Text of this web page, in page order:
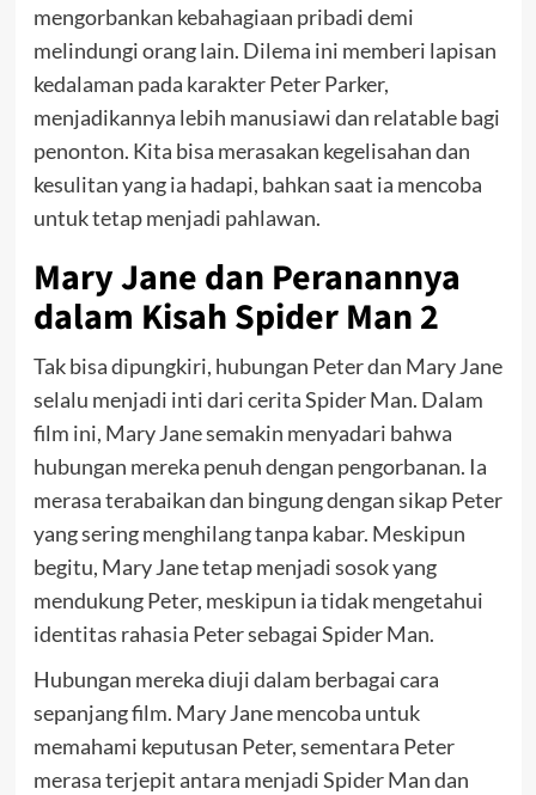
mengorbankan kebahagiaan pribadi demi
melindungi orang lain. Dilema ini memberi lapisan
kedalaman pada karakter Peter Parker,
menjadikannya lebih manusiawi dan relatable bagi
penonton. Kita bisa merasakan kegelisahan dan
kesulitan yang ia hadapi, bahkan saat ia mencoba
untuk tetap menjadi pahlawan.
Mary Jane dan Peranannya
dalam Kisah Spider Man 2
Tak bisa dipungkiri, hubungan Peter dan Mary Jane
selalu menjadi inti dari cerita Spider Man. Dalam
film ini, Mary Jane semakin menyadari bahwa
hubungan mereka penuh dengan pengorbanan. Ia
merasa terabaikan dan bingung dengan sikap Peter
yang sering menghilang tanpa kabar. Meskipun
begitu, Mary Jane tetap menjadi sosok yang
mendukung Peter, meskipun ia tidak mengetahui
identitas rahasia Peter sebagai Spider Man.
Hubungan mereka diuji dalam berbagai cara
sepanjang film. Mary Jane mencoba untuk
memahami keputusan Peter, sementara Peter
merasa terjepit antara menjadi Spider Man dan